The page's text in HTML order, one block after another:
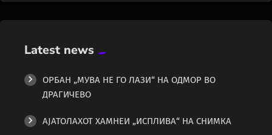
Latest news
ОРБАН „МУВА НЕ ГО ЛАЗИ“ НА ОДМОР ВО
ДРАГИЧЕВО
АЈАТОЛАХОТ ХАМНЕИ „ИСПЛИВА“ НА СНИМКА